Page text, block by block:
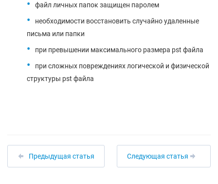
файл личных папок защищен паролем
необходимости восстановить случайно удаленные
письма или папки
при превышении максимального размера pst файла
при сложных повреждениях логической и физической
структуры pst файла
Предыдущая статья Следующая статья